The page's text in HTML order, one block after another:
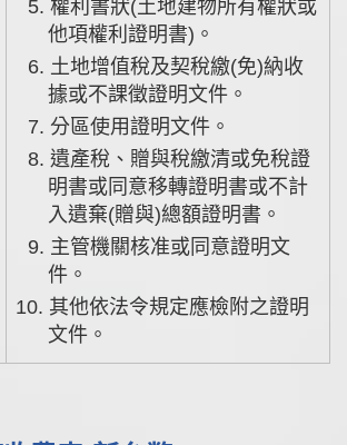
5. 權利書狀(土地建物所有權狀或
他項權利證明書)。
6. 土地增值稅及契稅繳(免)納收
據或不課徵證明文件。
7. 分區使用證明文件。
8. 遺產稅、贈與稅繳清或免稅證
明書或同意移轉證明書或不計
入遺棄(贈與)總額證明書。
9. 主管機關核准或同意證明文
件。
10. 其他依法令規定應檢附之證明
文件。